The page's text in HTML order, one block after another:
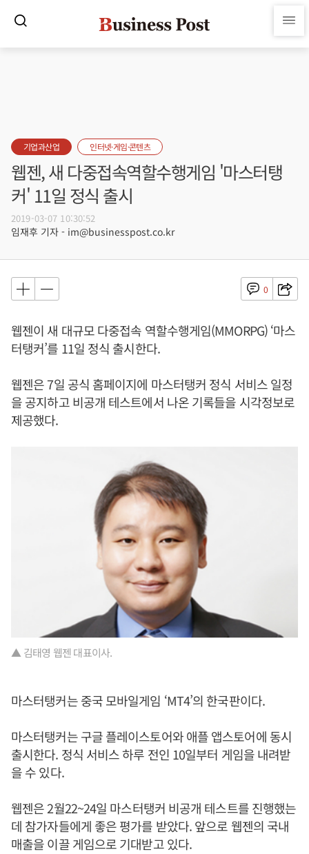
기업과산업 인터넷·게임·콘텐츠
웹젠, 새 다중접속역할수행게임 '마스터탱
커' 11일 정식 출시
2019-03-07 10:30:52
임재후 기자 - im@businesspost.co.kr
0
웹젠이 새 대규모 다중접속 역할수행게임(MMORPG) ‘마스
터탱커’를 11일 정식 출시한다.
웹젠은 7일 공식 홈페이지에 마스터탱커 정식 서비스 일정
을 공지하고 비공개 테스트에서 나온 기록들을 시각정보로
제공했다.
▲ 김태영 웹젠 대표이사.
마스터탱커는 중국 모바일게임 ‘MT4’의 한국판이다.
마스터탱커는 구글 플레이스토어와 애플 앱스토어에 동시
출시한다. 정식 서비스 하루 전인 10일부터 게임을 내려받
을 수 있다.
웹젠은 2월22~24일 마스터탱커 비공개 테스트를 진행했는
데 참가자들에게 좋은 평가를 받았다. 앞으로 웹젠의 국내
매출을 이끌 게임으로 기대받고 있다.